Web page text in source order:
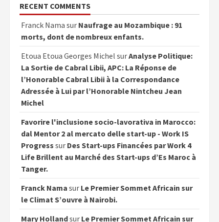
RECENT COMMENTS
Franck Nama sur Naufrage au Mozambique : 91
morts, dont de nombreux enfants.
Etoua Etoua Georges Michel surAnalyse Politique:
La Sortie de Cabral Libii, APC: La Réponse de
l’Honorable Cabral Libii à la Correspondance
Adressée à Lui par l’Honorable Nintcheu Jean
Michel
Favorire l'inclusione socio-lavorativa in Marocco:
dal Mentor 2 al mercato delle start-up - Work IS
Progress sur Des Start-ups Financées par Work 4
Life Brillent au Marché des Start-ups d’Es Maroc à
Tanger.
Franck Nama sur Le Premier Sommet Africain sur
le Climat S’ouvre à Nairobi.
Mary Hollandsur Le Premier Sommet Africain sur